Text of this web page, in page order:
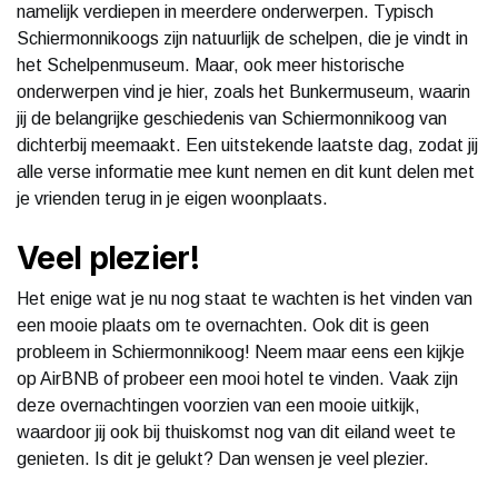
namelijk verdiepen in meerdere onderwerpen. Typisch
Schiermonnikoogs zijn natuurlijk de schelpen, die je vindt in
het Schelpenmuseum. Maar, ook meer historische
onderwerpen vind je hier, zoals het Bunkermuseum, waarin
jij de belangrijke geschiedenis van Schiermonnikoog van
dichterbij meemaakt. Een uitstekende laatste dag, zodat jij
alle verse informatie mee kunt nemen en dit kunt delen met
je vrienden terug in je eigen woonplaats.
Veel plezier!
Het enige wat je nu nog staat te wachten is het vinden van
een mooie plaats om te overnachten. Ook dit is geen
probleem in Schiermonnikoog! Neem maar eens een kijkje
op AirBNB of probeer een mooi hotel te vinden. Vaak zijn
deze overnachtingen voorzien van een mooie uitkijk,
waardoor jij ook bij thuiskomst nog van dit eiland weet te
genieten. Is dit je gelukt? Dan wensen je veel plezier.